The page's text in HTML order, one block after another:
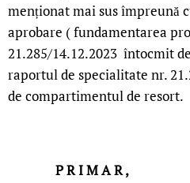
menționat mai sus împreună
aprobare ( fundamentarea
21.285/14.12.2023 întocmit
raportul de specialitate nr.
de compartimentul de resort.
P R I M A